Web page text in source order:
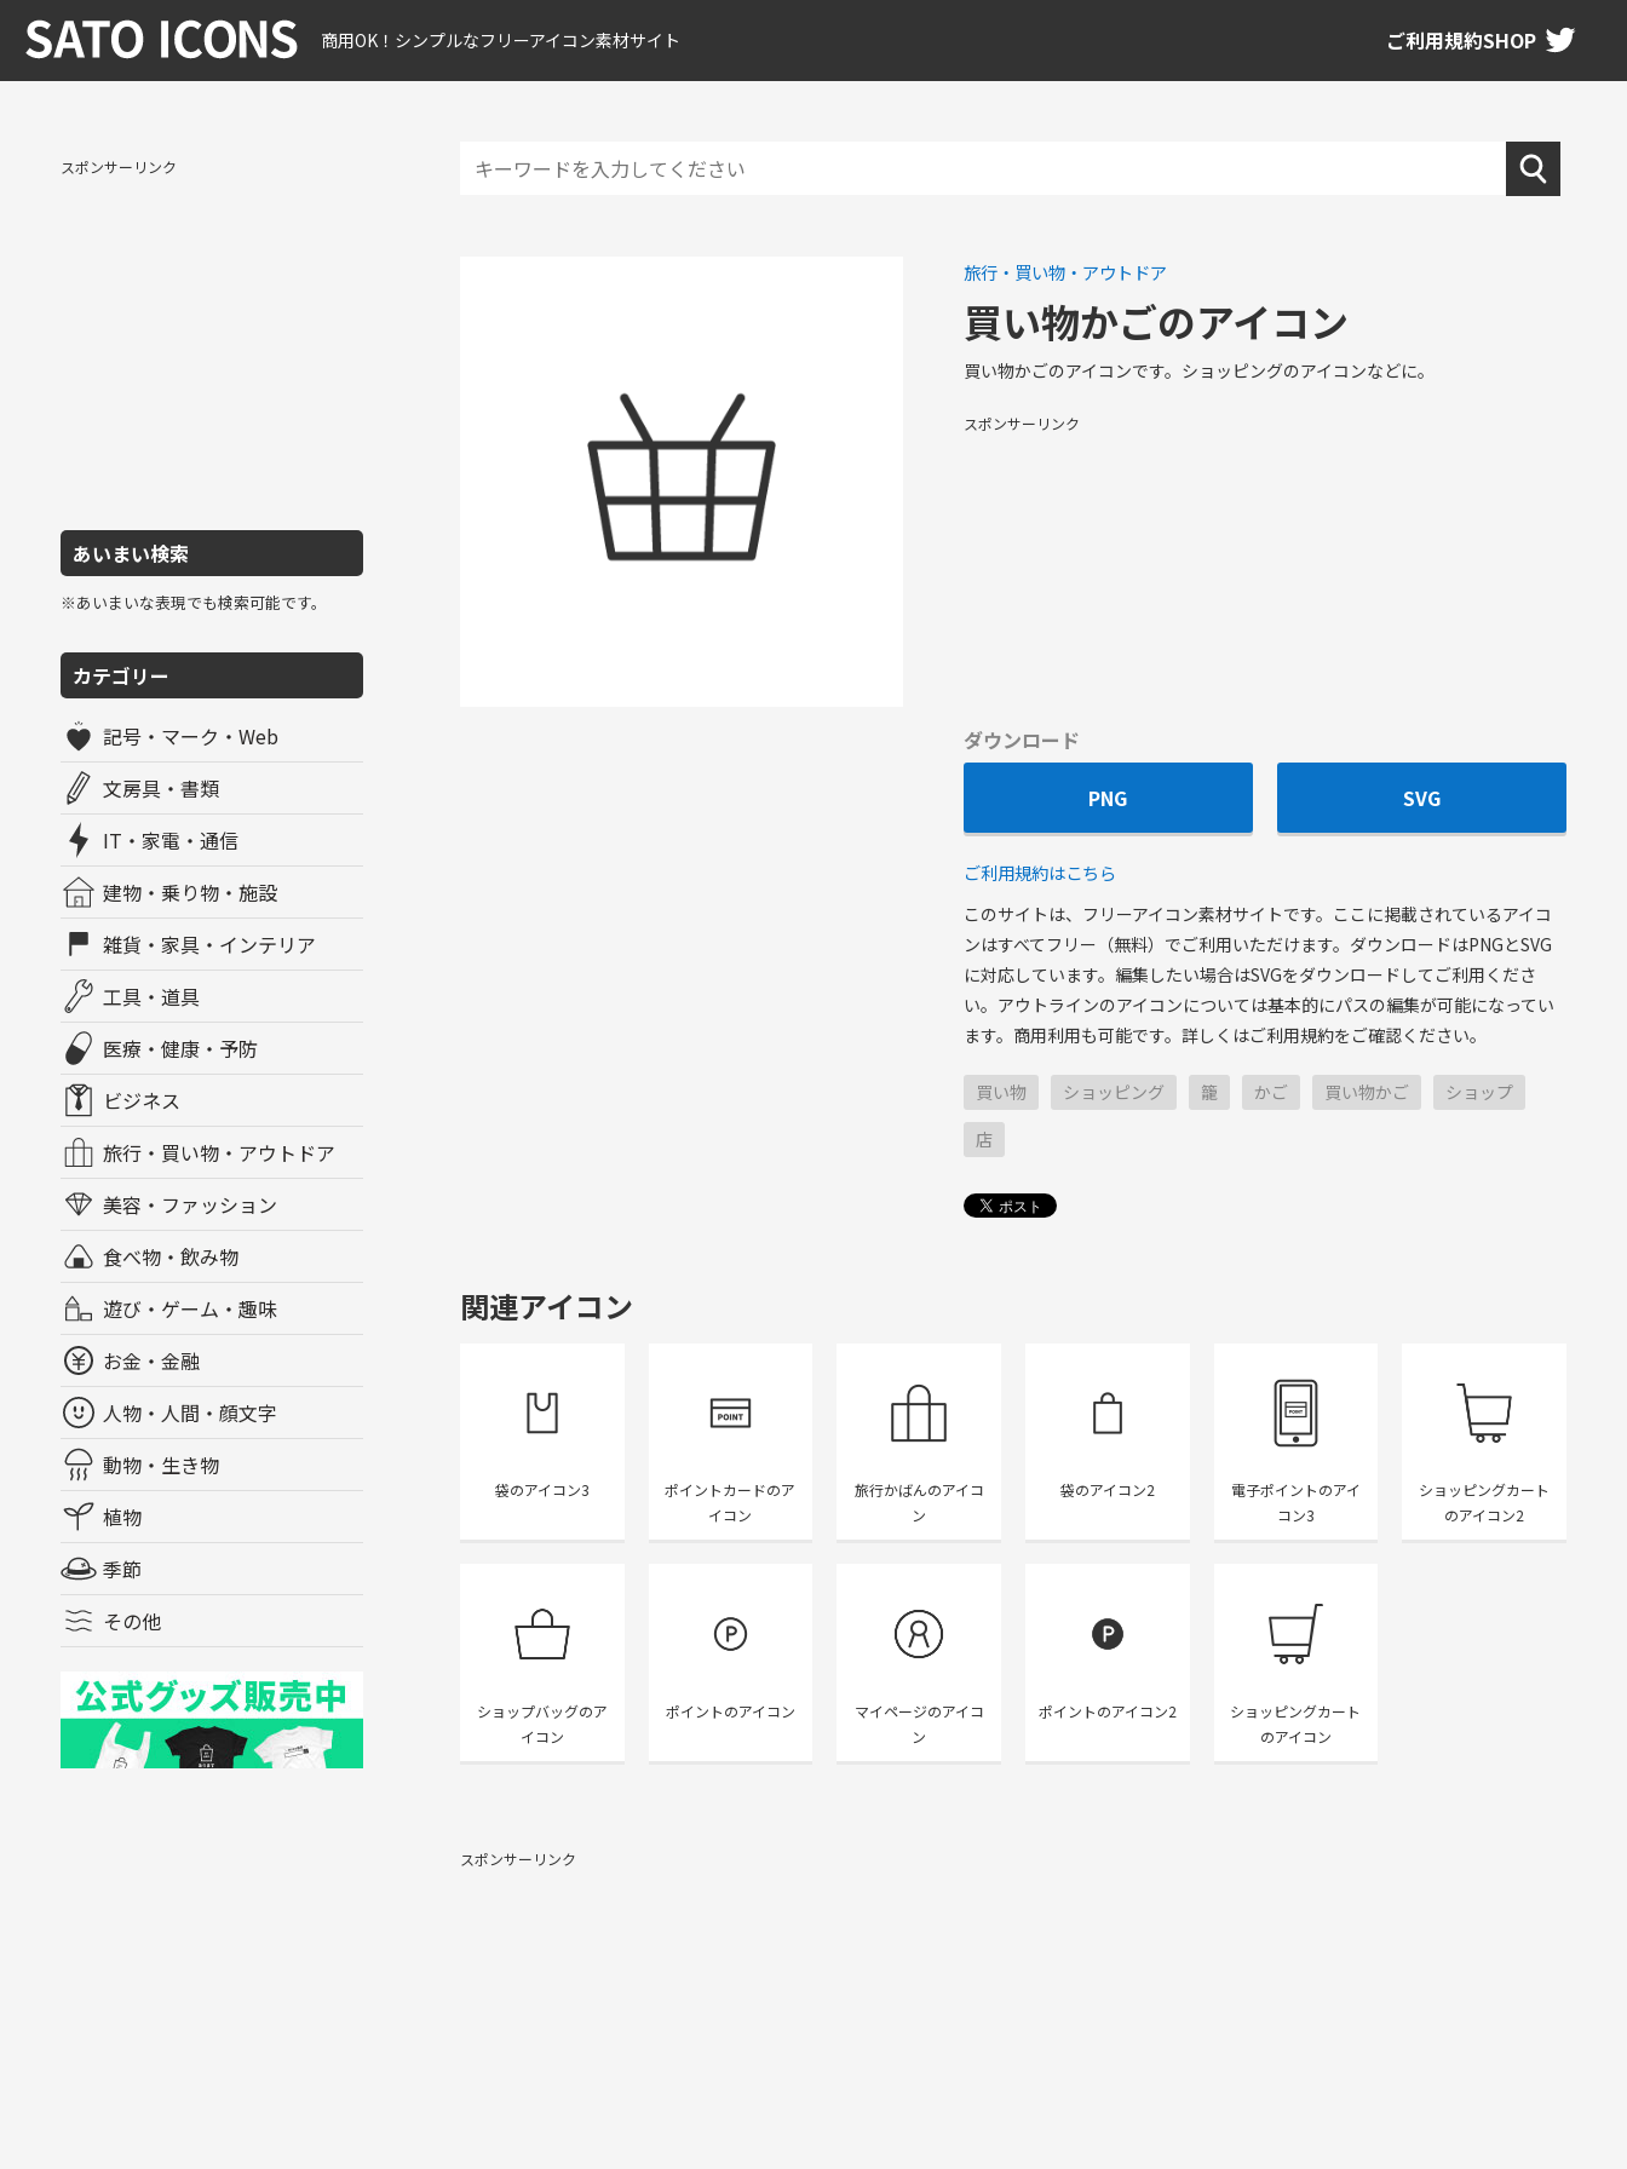
商用OK！シンプルなフリーアイコン素材サイト ご利用規約SHOP
スポンサーリンク
あいまい検索
※あいまいな表現でも検索可能です。
カテゴリー
記号・マーク・Web
文房具・書類
IT・家電・通信
建物・乗り物・施設
雑貨・家具・インテリア
工具・道具
医療・健康・予防
ビジネス
旅行・買い物・アウトドア
美容・ファッション
食べ物・飲み物
遊び・ゲーム・趣味
お金・金融
人物・人間・顔文字
動物・生き物
植物
季節
その他
旅行・買い物・アウトドア
買い物かごのアイコン
買い物かごのアイコンです。ショッピングのアイコンなどに。
スポンサーリンク
ダウンロード
PNG
SVG
ご利用規約はこちら
このサイトは、フリーアイコン素材サイトです。ここに掲載されているアイコ
ンはすべてフリー（無料）でご利用いただけます。ダウンロードはPNGとSVG
に対応しています。編集したい場合はSVGをダウンロードしてご利用くださ
い。アウトラインのアイコンについては基本的にパスの編集が可能になってい
ます。商用利用も可能です。詳しくはご利用規約をご確認ください。
買い物 ショッピング 籠 かご 買い物かご
ショップ
店
関連アイコン
袋のアイコン3
ポイントカードのア
イコン
旅行かばんのアイコ
ン
袋のアイコン2
電子ポイントのアイ
コン3
ショッピングカート
のアイコン2
ショップバッグのア
イコン
ポイントのアイコン
マイページのアイコ
ン
ポイントのアイコン2
ショッピングカート
のアイコン
スポンサーリンク